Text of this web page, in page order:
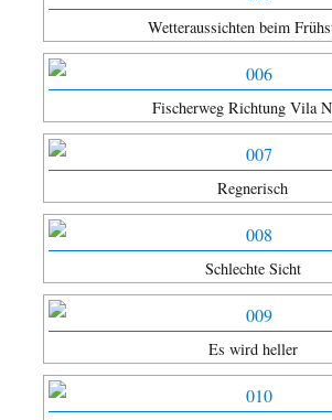
Wetteraussichten beim
Fischerweg Richtung Vila
Regnerisch
Schlechte Sicht
Es wird heller